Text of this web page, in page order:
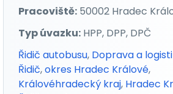
Pracoviště: 50002 Hradec
Typ úvazku: HPP, DPP, DPČ
Řidič autobusu, Doprava a
Řidič,okres Hradec Králové,
Královéhradecký kraj, Hradec